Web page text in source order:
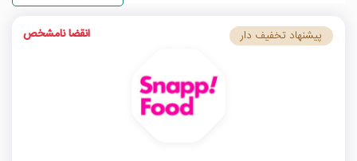
پیشنهاد تخفیف دار انقضا نامشخص